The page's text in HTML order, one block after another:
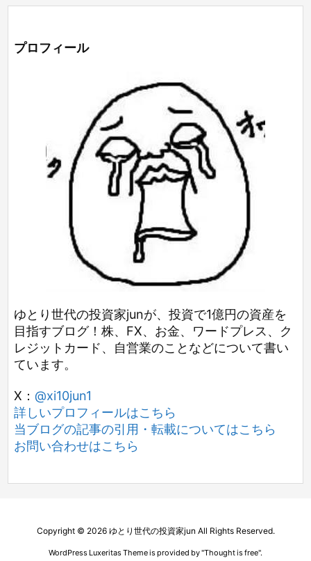
プロフィール
ゆとり世代の投資家junが、投資で1億円の資産を
目指すブログ！株、FX、お金、ワードプレス、ク
レジットカード、自営業のことなどについて書い
ています。
X： @xi10jun1
詳しいプロフィールはこちら
当ブログの記事の引用・転載についてはこちら
お問い合わせはこちら
Copyright © 2026 ゆとり世代の投資家jun All Rights Reserved.
WordPress Luxeritas Theme is provided by "Thought is free".